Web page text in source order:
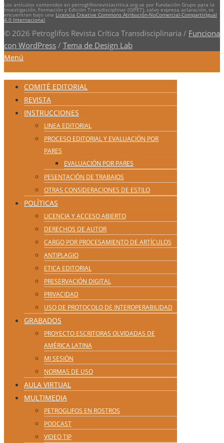
Los artículos contenidos en petroglifosrevistacritica.org.ve por Fundación Grupo para la
Investigación, Formación y Edición Transdisciplinar (GIFET), salvo expresa aclaración, se
encuentran bajo una Licencia Creative Commons Atribución-NoComercial-CompartirIgual
4.0 Internacional
© 2026 Petroglifos Revista Crítica Transdisciplinaria / Funciona
con WordPress / Tema de Design Lab
Menú
COMITÉ EDITORIAL
REVISTA
INSTRUCCIONES
LINEA EDITORIAL
PROCESO EDITORIAL Y EVALUACIÓN POR
PARES
EVALUACIÓN POR PARES
PESENTACIÓN DE TRABAJOS
OTRAS CONSIDERACIONES DE ESTILO
POLÍTICAS
LICENCIA Y ACCESO ABIERTO
DERECHOS DE AUTOR
CARGO POR PROCESAMIENTO DE ARTÍCULOS
ANTIPLAGIO
ETICA EDITORIAL
PRESERVACIÓN DIGITAL
PRIVACIDAD
USO DE PROTOCOLO DE INTEROPERABILIDAD
GRABADOS
PROYECTO ESCRITORAS OLVIDADAS DE
AMÉRICA LATINA
MI SESIÓN
NORMAS DE USO
AULA VIRTUAL
MULTIMEDIA
PETROGLIFOS EN ROSTROS
PODCAST
VIDEO TIP